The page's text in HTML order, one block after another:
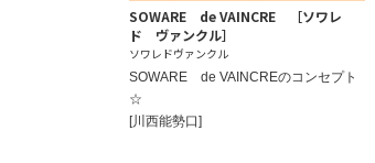
SOWARE de VAINCRE ［ソワレ
ド ヴァンクル］
ソワレドヴァンクル
SOWARE de VAINCREのコンセプト
☆
[川西能勢口]